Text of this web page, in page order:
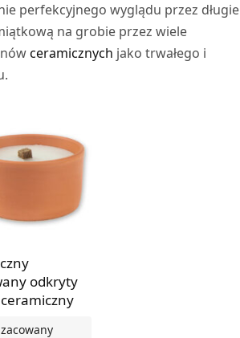
perfekcyjnego wyglądu przez długie
na grobie przez wiele
ceramicznych jako trwałego i
odkryty